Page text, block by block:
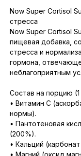
Now Super Cortisol
стресса
Now Super Cortisol
пищевая добавка,
стресса и
гормона,
неблагоприятным
Состав на порцию (1
• Витамин C
нормы).
• Пантотеновая
(200%).
• Кальций
• Магний (оксид